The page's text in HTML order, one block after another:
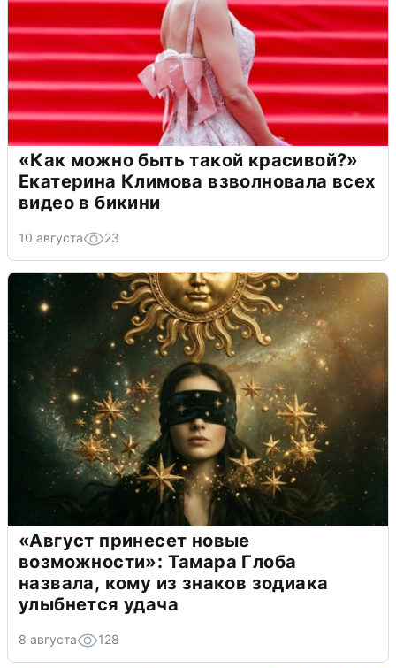
«Как можно быть такой красивой?»
Екатерина Климова взволновала всех
видео в бикини
10 августа 23
«Август принесет новые
возможности»: Тамара Глоба
назвала, кому из знаков зодиака
улыбнется удача
8 августа 128